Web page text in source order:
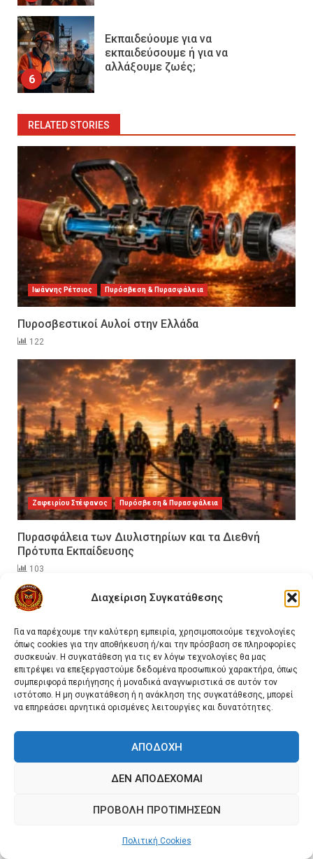
Διαχείριση Συγκατάθεσης
Για να παρέχουμε την καλύτερη εμπειρία, χρησιμοποιούμε τεχνολογίες
όπως cookies για την αποθήκευση ή/και την πρόσβαση σε πληροφορίες
συσκευών. Η συγκατάθεση για τις εν λόγω τεχνολογίες θα μας
επιτρέψει να επεξεργαστούμε δεδομένα προσωπικού χαρακτήρα, όπως
συμπεριφορά περιήγησης ή μοναδικά αναγνωριστικά σε αυτόν τον
ιστότοπο. Η μη συγκατάθεση ή η ανάκληση της συγκατάθεσης, μπορεί
να επηρεάσει αρνητικά ορισμένες λειτουργίες και δυνατότητες.
ΑΠΟΔΟΧΉ
ΔΕΝ ΑΠΟΔΈΧΟΜΑΙ
ΠΡΟΒΟΛΉ ΠΡΟΤΙΜΉΣΕΩΝ
Πολιτική Cookies
6
Εκπαιδεύουμε για να
εκπαιδεύσουμε ή για να
αλλάξουμε ζωές;
RELATED STORIES
Ιωάννης Ρέτσιος Πυρόσβεση & Πυρασφάλεια
Πυροσβεστικοί Αυλοί στην Ελλάδα
122
Ζαφειρίου Στέφανος Πυρόσβεση & Πυρασφάλεια
Πυρασφάλεια των Διυλιστηρίων και τα Διεθνή
Πρότυπα Εκπαίδευσης
103
Ζαφειρίου Αλέξανδρος Ζαφειρίου Στέφανος
Πυρόσβεση & Πυρασφάλεια
Επιχειρησιακή Αντιμετώπιση Πυρκαγιών σε Μονάδες
Παραγωγής Υδρογονανθράκων
ΧΆΡΤΗΣ ΠΡΌΒΛΕΨΗΣ ΚΙΝΔΎΝΟΥ ΠΥΡΚΑΓΙΆΣ